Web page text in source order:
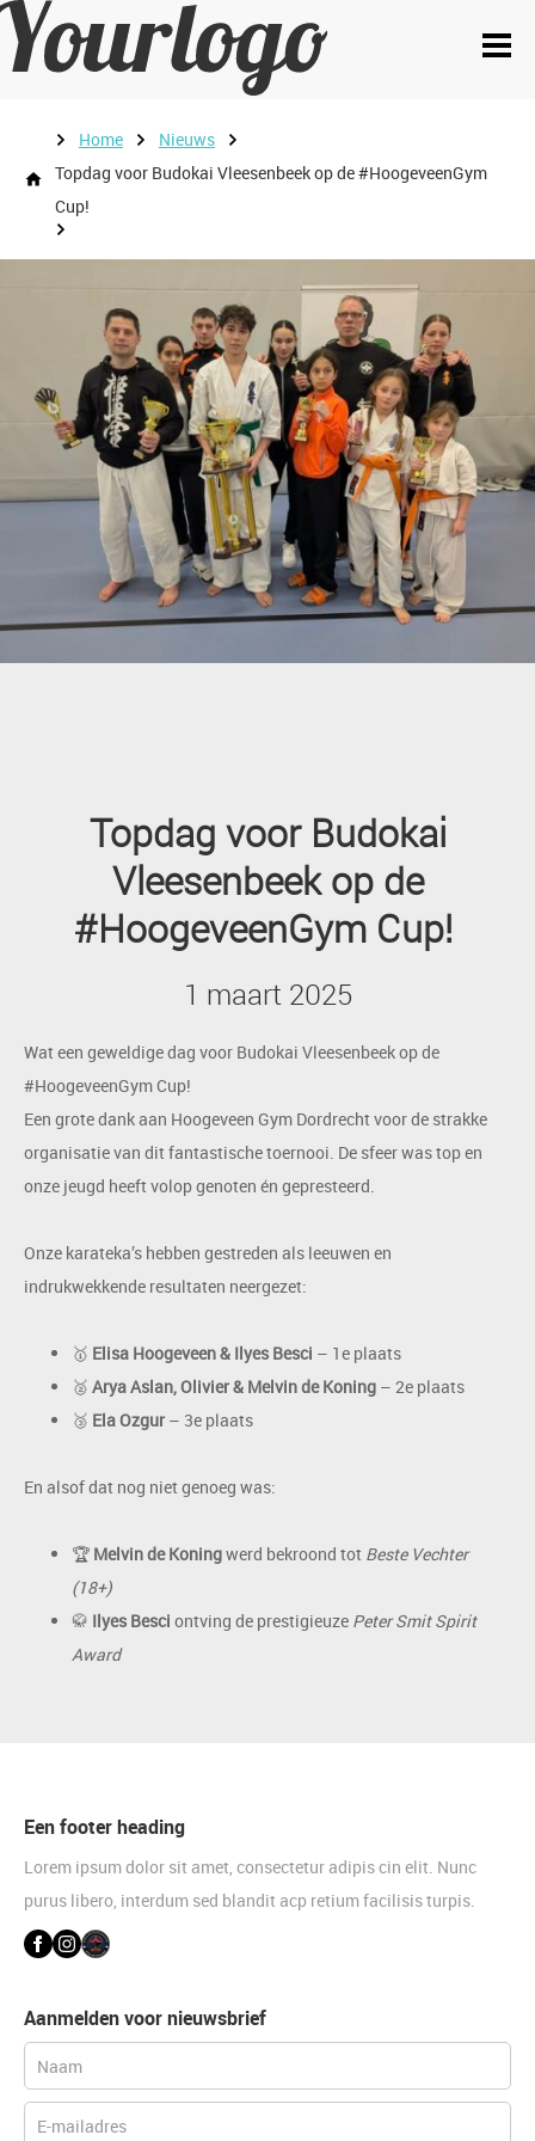
Home
Nieuws
Topdag voor Budokai Vleesenbeek op de #HoogeveenGym
Cup!
Topdag voor Budokai
Vleesenbeek op de
#HoogeveenGym Cup!
1 maart 2025
Wat een geweldige dag voor Budokai Vleesenbeek op de
#HoogeveenGym Cup!
Een grote dank aan Hoogeveen Gym Dordrecht voor de strakke
organisatie van dit fantastische toernooi. De sfeer was top en
onze jeugd heeft volop genoten én gepresteerd.
Onze karateka’s hebben gestreden als leeuwen en
indrukwekkende resultaten neergezet:
🥇 Elisa Hoogeveen & Ilyes Besci – 1e plaats
🥈 Arya Aslan, Olivier & Melvin de Koning – 2e plaats
🥉 Ela Ozgur – 3e plaats
En alsof dat nog niet genoeg was:
🏆 Melvin de Koningwerd bekroond tot Beste Vechter
(18+)
🥋 Ilyes Besci ontving de prestigieuze Peter Smit Spirit
Award
Een footer heading
Lorem ipsum dolor sit amet, consectetur adipis cin elit. Nunc
purus libero, interdum sed blandit acp retium facilisis turpis.
Aanmelden voor nieuwsbrief